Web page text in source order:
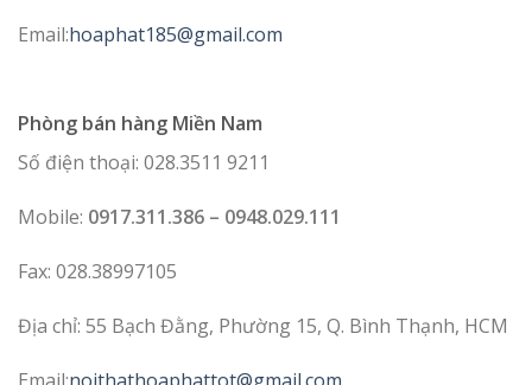
Email:hoaphat185@gmail.com
Phòng bán hàng Miền Nam
Số điện thoại: 028.3511 9211
Mobile: 0917.311.386 – 0948.029.111
Fax: 028.38997105
Địa chỉ: 55 Bạch Đằng, Phường 15, Q. Bình Thạnh, HCM